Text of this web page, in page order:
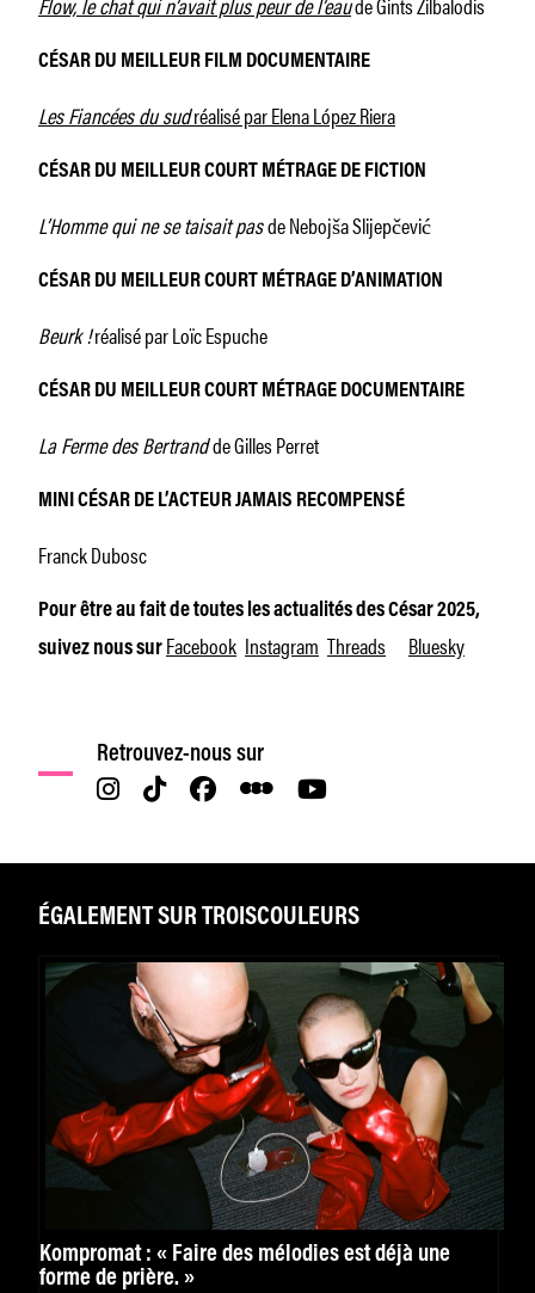
CÉSAR DU MEILLEUR FILM DOCUMENTAIRE
Les Fiancées du sudréalisé par Elena López Riera
CÉSAR DU MEILLEUR COURT MÉTRAGE DE FICTION
L’Homme qui ne se taisait pasde Nebojša Slijepčević
CÉSAR DU MEILLEUR COURT MÉTRAGE D’ANIMATION
Beurk !réalisé par Loïc Espuche
CÉSAR DU MEILLEUR COURT MÉTRAGE DOCUMENTAIRE
La Ferme des Bertrandde Gilles Perret
MINI CÉSAR DE L’ACTEUR JAMAIS RECOMPENSÉ
Franck Dubosc
Pour être au fait de toutes les actualités des César 2025,
suivez nous sur Facebook Instagram Threads Bluesky
Retrouvez-nous sur
ÉGALEMENT SUR TROISCOULEURS
Kompromat : « Faire des mélodies est déjà une
forme de prière. »